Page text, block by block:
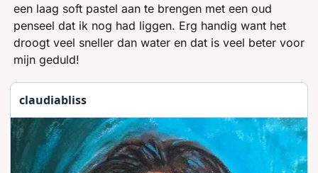
een laag soft pastel aan te brengen met een oud
penseel dat ik nog had liggen. Erg handig want het
droogt veel sneller dan water en dat is veel beter voor
mijn geduld!
claudiabliss